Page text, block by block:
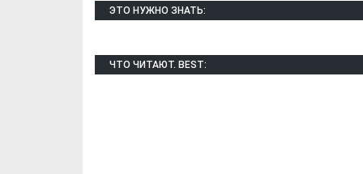
ЭТО НУЖНО ЗНАТЬ:
ЧТО ЧИТАЮТ. BEST: